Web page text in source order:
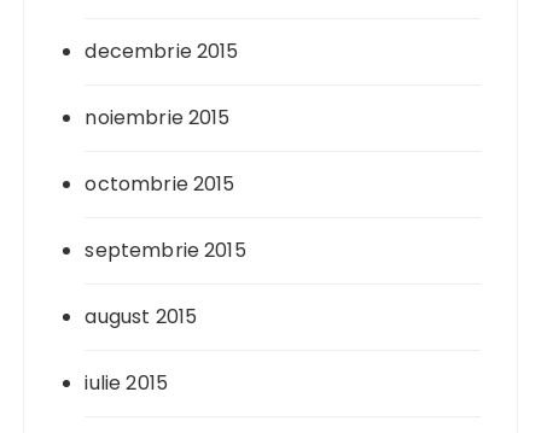
decembrie 2015
noiembrie 2015
octombrie 2015
septembrie 2015
august 2015
iulie 2015